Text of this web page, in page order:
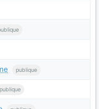
publique
publique